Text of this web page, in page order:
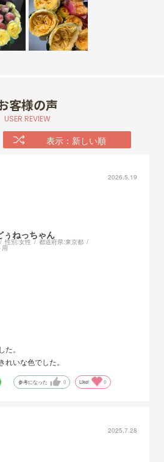
客様の声
USER REVIEW
表示：新しい順
2026.5.19
ぅねっちゃん
性別:女性 都道府県:東京都
用
。
いな色でした。
参考になった 0 Like! 0
2025.7.28